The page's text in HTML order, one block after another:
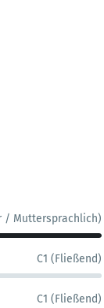
/ Muttersprachlich)
C1 (Fließend)
C1 (Fließend)